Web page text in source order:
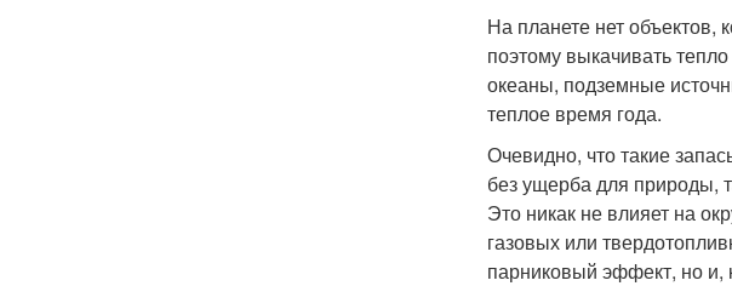
На планете нет объектов,
поэтому выкачивать
океаны, подземные
теплое время года.
Очевидно, что такие
без ущерба для природы,
Это никак не влияет на
газовых или
парниковый эффект, но